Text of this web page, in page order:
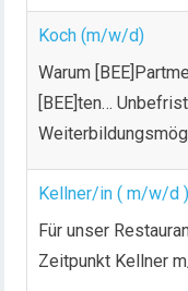
Koch (m/w/d)
Warum
[BEE]ten…
Kellner/in ( m/w/d
Für unser
Zeitpunkt Kellner